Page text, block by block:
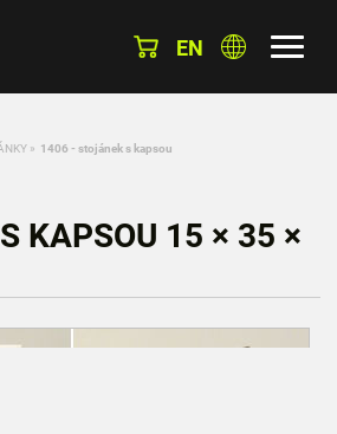
EN
» 1406 - stojánek s kapsou
KAPSOU 15 × 35 ×